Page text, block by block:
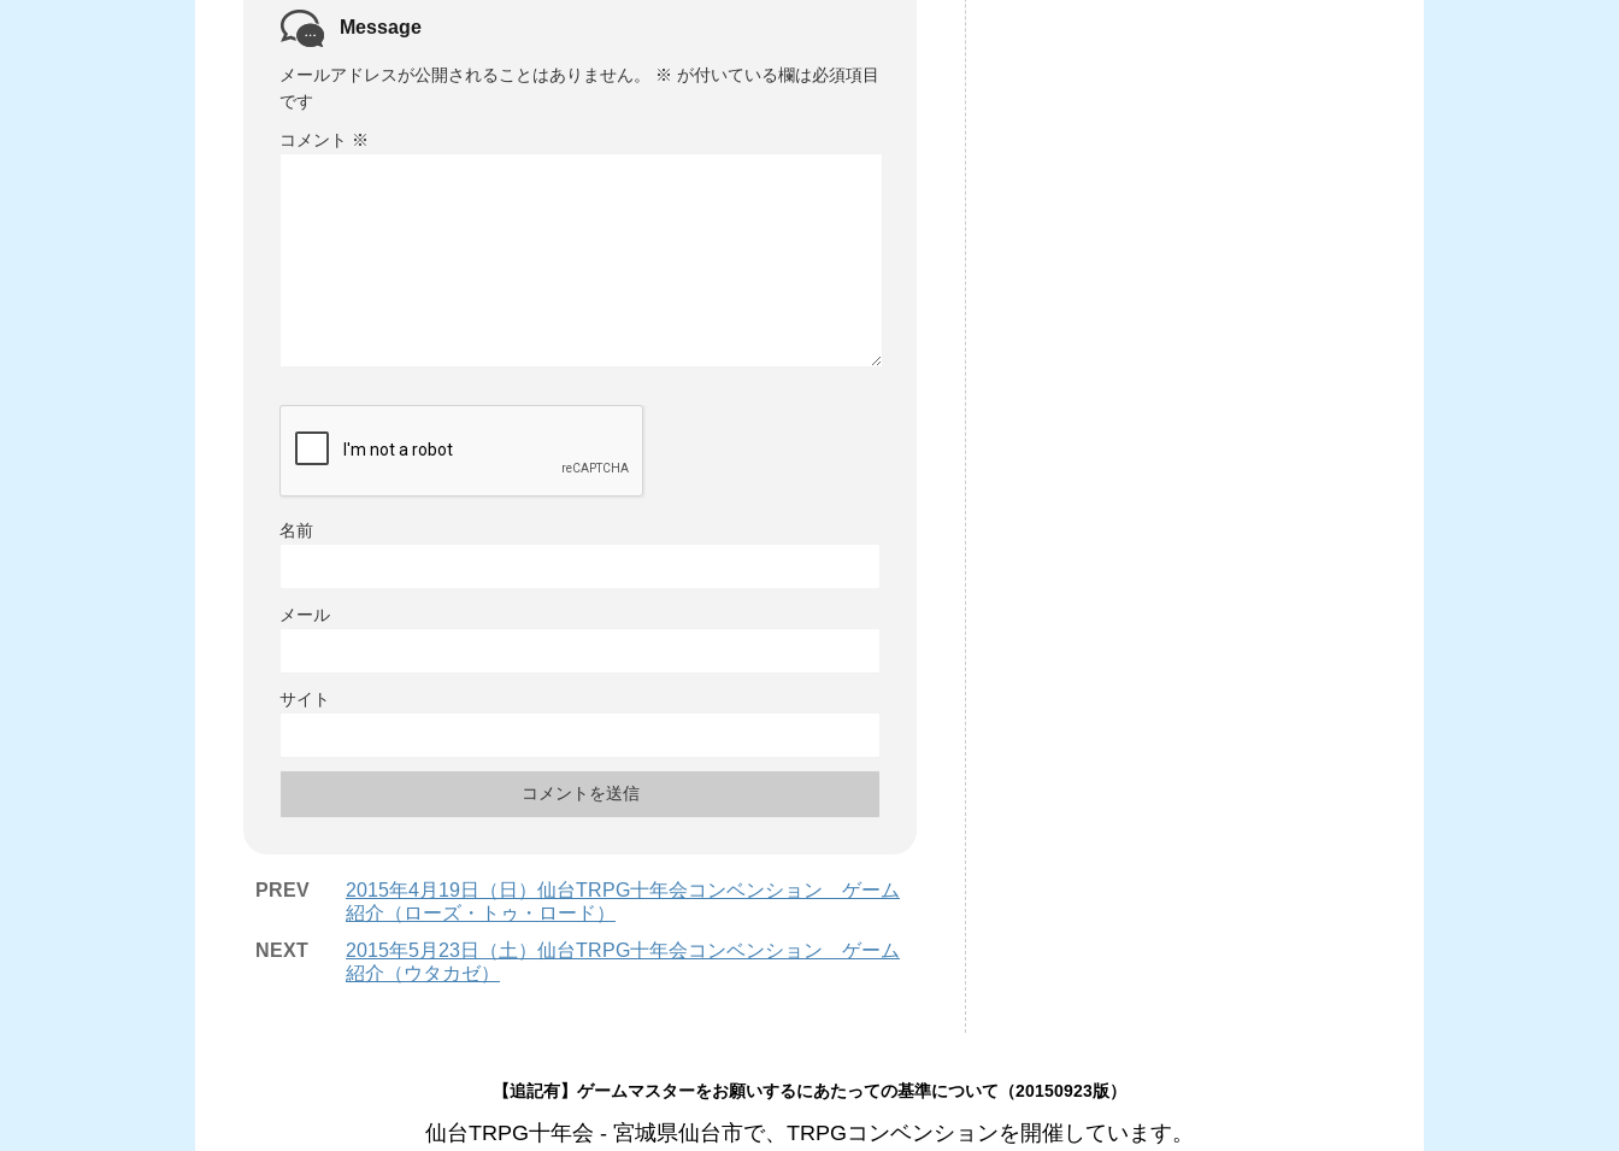
Message
メールアドレスが公開されることはありません。 ※ が付いている欄は必須項目
です
コメント ※
名前
メール
サイト
PREV
2015年4月19日（日）仙台TRPG十年会コンベンション ゲーム
紹介（ローズ・トゥ・ロード）
NEXT
2015年5月23日（土）仙台TRPG十年会コンベンション ゲーム
紹介（ウタカゼ）
【追記有】ゲームマスターをお願いするにあたっての基準について（20150923版）
仙台TRPG十年会 - 宮城県仙台市で、TRPGコンベンションを開催しています。